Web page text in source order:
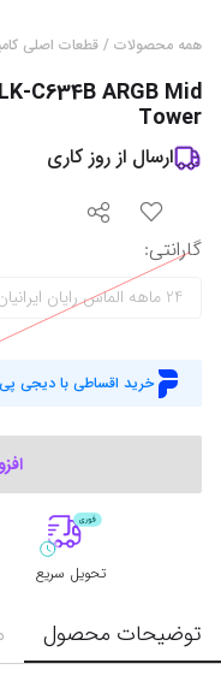
همه محصولات / قطعات اصلی
C634B ARGB Mid
Tower
ارسال از روز کاری
گارانتی:
24 ماهه الماس رایان ایرانیان
خرید اقساطی با دیجی پی
تحویل سریع
توضیحات محصول